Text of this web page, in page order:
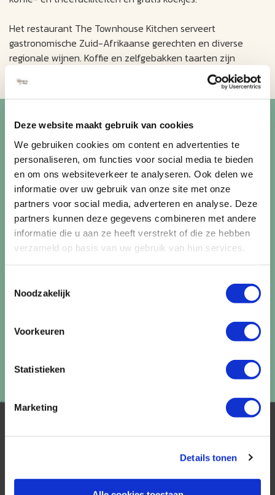
Deze website maakt gebruik van cookies
We gebruiken cookies om content en advertenties te
personaliseren, om functies voor social media te bieden
en om ons websiteverkeer te analyseren. Ook delen we
informatie over uw gebruik van onze site met onze
partners voor social media, adverteren en analyse. Deze
partners kunnen deze gegevens combineren met andere
informatie die u aan ze heeft verstrekt of die ze hebben
verzameld op basis van uw gebruik van hun services.
Noodzakelijk
Voorkeuren
Statistieken
Marketing
Details tonen
Het restaurant The Townhouse Kitchen serveert
gastronomische Zuid-Afrikaanse gerechten en diverse
regionale wijnen. Koffie en zelfgebakken taarten zijn
Blijf op de hoogte van de
mooiste reizen
Ontvang circa 1 maal per maand onze nieuwsbrief met de
laatste aanbiedingen. U kunt zich elk moment weer
uitschrijven via de afmeldlink in de nieuwsbrief.
Aanmelden